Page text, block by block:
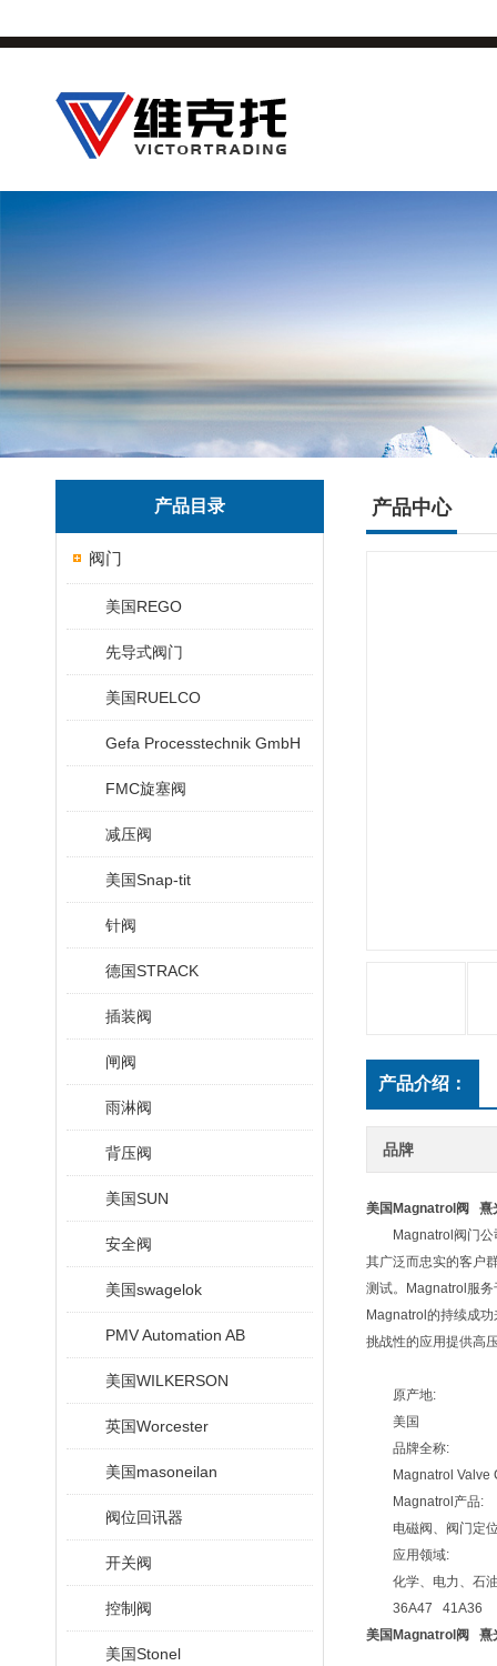
产品目录
阀门
美国REGO
先导式阀门
美国RUELCO
Gefa Processtechnik GmbH
FMC旋塞阀
减压阀
美国Snap-tit
针阀
德国STRACK
插装阀
闸阀
雨淋阀
背压阀
美国SUN
安全阀
美国swagelok
PMV Automation AB
美国WILKERSON
英国Worcester
美国masoneilan
阀位回讯器
开关阀
控制阀
美国Stonel
产品中心
产品介绍：
品牌
美国Magnatrol阀 熹
Magnatrol阀门公司
其广泛而忠实的客户
测试。Magnatrol服
Magnatrol的持续成
挑战性的应用提供高
原产地:
美国
品牌全称:
Magnatrol Valve
Magnatrol产品:
电磁阀、阀门定位
应用领域:
化学、电力、石油
36A47 41A36
美国Magnatrol阀 熹